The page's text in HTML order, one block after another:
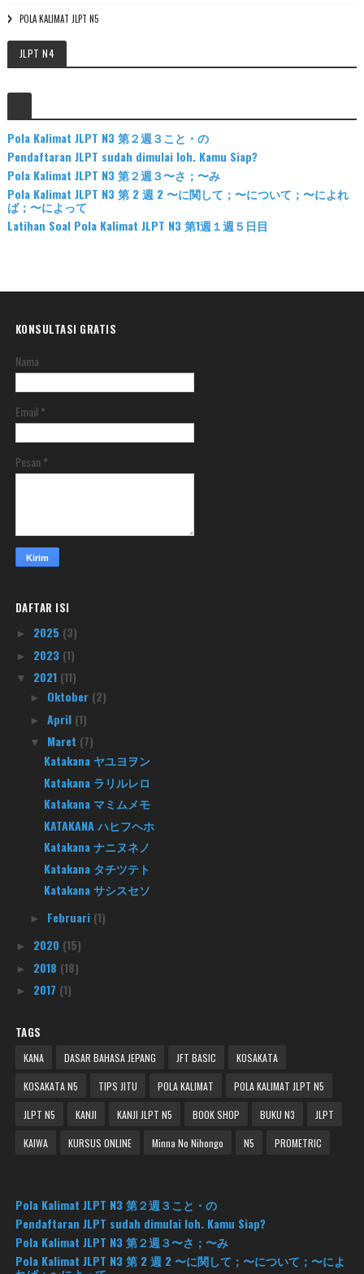
POLA KALIMAT JLPT N5
JLPT N4
Pola Kalimat JLPT N3 第２週３こと・の
Pendaftaran JLPT sudah dimulai loh. Kamu Siap?
Pola Kalimat JLPT N3 第２週３〜さ；〜み
Pola Kalimat JLPT N3 第 2 週 2 〜に関して；〜について；〜によれ
ば；〜によって
Latihan Soal Pola Kalimat JLPT N3 第1週１週５日目
KONSULTASI GRATIS
Nama
Email *
Pesan *
DAFTAR ISI
► 2025 (3)
► 2023 (1)
▼ 2021 (11)
► Oktober (2)
► April (1)
▼ Maret (7)
Katakana ヤユヨヲン
Katakana ラリルレロ
Katakana マミムメモ
KATAKANA ハヒフヘホ
Katakana ナニヌネノ
Katakana タチツテト
Katakana サシスセソ
► Februari (1)
► 2020 (15)
► 2018 (18)
► 2017 (1)
TAGS
KANA DASAR BAHASA JEPANG JFT BASIC KOSAKATA
KOSAKATA N5 TIPS JITU POLA KALIMAT POLA KALIMAT JLPT N5
JLPT N5 KANJI KANJI JLPT N5 BOOK SHOP BUKU N3 JLPT
KAIWA KURSUS ONLINE Minna No Nihongo N5 PROMETRIC
Pola Kalimat JLPT N3 第２週３こと・の
Pendaftaran JLPT sudah dimulai loh. Kamu Siap?
Pola Kalimat JLPT N3 第２週３〜さ；〜み
Pola Kalimat JLPT N3 第 2 週 2 〜に関して；〜について；〜によ